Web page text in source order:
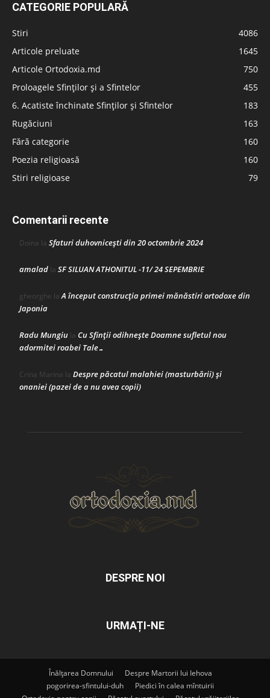
CATEGORIE POPULARĂ
Stiri
4086
Articole preluate
1645
Articole Ortodoxia.md
750
Proloagele Sfinților și a Sfintelor
455
6. Acatiste închinate Sfinților și Sfintelor
183
Rugăciuni
163
Fără categorie
160
Poezia religioasă
160
Stiri religioase
79
Comentarii recente
Doina la Sfaturi duhovnicești din 20 octombrie 2024
amalad la SF SILUAN ATHONITUL -11/ 24 SEPEMBRIE
gheorghe laA început construcţia primei mănăstiri ortodoxe din
Japonia
Radu Mungiu la Cu Sfinții odihnește Doamne sufletul nou
adormitei roabei Tale…
Crina Marina la Despre păcatul malahiei (masturbării) şi
onaniei (pazei de a nu avea copii)
DESPRE NOI
URMAȚI-NE
Înălțarea Domnului
Despre Martorii lui Iehova
pogorirea-sfintului-duh
Piedici în calea mîntuirii